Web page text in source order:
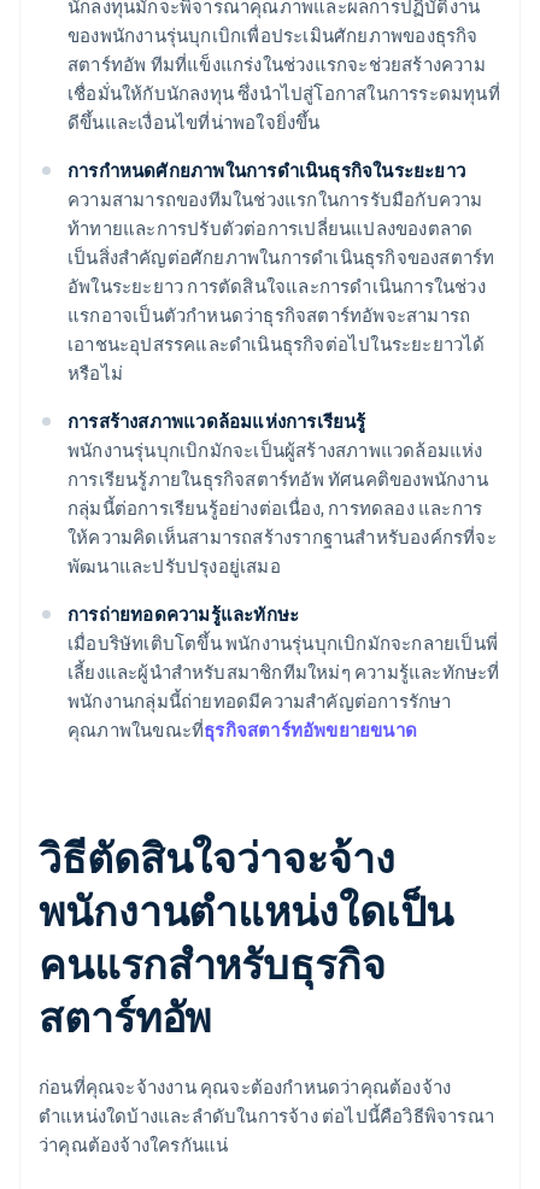
นักลงทุนมักจะพิจารณาคุณภาพและผลการปฏิบัติงาน
ของพนักงานรุ่นบุกเบิกเพื่อประเมินศักยภาพของธุรกิจ
สตาร์ทอัพ ทีมที่แข็งแกร่งในช่วงแรกจะช่วยสร้างความ
เชื่อมั่นให้กับนักลงทุน ซึ่งนำไปสู่โอกาสในการระดมทุนที่
ดีขึ้นและเงื่อนไขที่น่าพอใจยิ่งขึ้น
การกำหนดศักยภาพในการดำเนินธุรกิจในระยะยาว
ความสามารถของทีมในช่วงแรกในการรับมือกับความ
ท้าทายและการปรับตัวต่อการเปลี่ยนแปลงของตลาด
เป็นสิ่งสำคัญต่อศักยภาพในการดำเนินธุรกิจของสตาร์ท
อัพในระยะยาว การตัดสินใจและการดำเนินการในช่วง
แรกอาจเป็นตัวกำหนดว่าธุรกิจสตาร์ทอัพจะสามารถ
เอาชนะอุปสรรคและดำเนินธุรกิจต่อไปในระยะยาวได้
หรือไม่
การสร้างสภาพแวดล้อมแห่งการเรียนรู้
พนักงานรุ่นบุกเบิกมักจะเป็นผู้สร้างสภาพแวดล้อมแห่ง
การเรียนรู้ภายในธุรกิจสตาร์ทอัพ ทัศนคติของพนักงาน
กลุ่มนี้ต่อการเรียนรู้อย่างต่อเนื่อง, การทดลอง และการ
ให้ความคิดเห็นสามารถสร้างรากฐานสำหรับองค์กรที่จะ
พัฒนาและปรับปรุงอยู่เสมอ
การถ่ายทอดความรู้และทักษะ
เมื่อบริษัทเติบโตขึ้น พนักงานรุ่นบุกเบิกมักจะกลายเป็นพี่
เลี้ยงและผู้นำสำหรับสมาชิกทีมใหม่ๆ ความรู้และทักษะที่
พนักงานกลุ่มนี้ถ่ายทอดมีความสำคัญต่อการรักษา
คุณภาพในขณะที่ธุรกิจสตาร์ทอัพขยายขนาด
วิธีตัดสินใจว่าจะจ้าง
พนักงานตำแหน่งใดเป็น
คนแรกสำหรับธุรกิจ
สตาร์ทอัพ
ก่อนที่คุณจะจ้างงาน คุณจะต้องกำหนดว่าคุณต้องจ้าง
ตำแหน่งใดบ้างและลำดับในการจ้าง ต่อไปนี้คือวิธีพิจารณา
ว่าคุณต้องจ้างใครกันแน่